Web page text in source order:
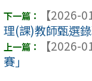
【2026-
理(課)教師甄選
【2026-
賽」